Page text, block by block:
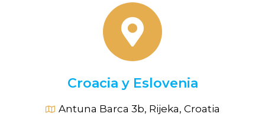
Croacia y Eslovenia
Antuna Barca 3b, Rijeka, Croatia